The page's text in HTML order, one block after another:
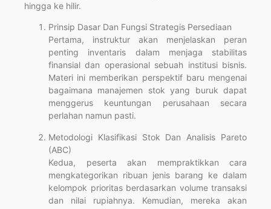
hingga ke hilir.
Prinsip Dasar Dan Fungsi Strategis Persediaan
Pertama, instruktur akan menjelaskan peran
penting inventaris dalam menjaga stabilitas
finansial dan operasional sebuah institusi bisnis.
Materi ini memberikan perspektif baru mengenai
bagaimana manajemen stok yang buruk dapat
menggerus keuntungan perusahaan secara
perlahan namun pasti.
Metodologi Klasifikasi Stok Dan Analisis Pareto
(ABC)
Kedua, peserta akan mempraktikkan cara
mengkategorikan ribuan jenis barang ke dalam
kelompok prioritas berdasarkan volume transaksi
dan nilai rupiahnya. Kemudian, mereka akan